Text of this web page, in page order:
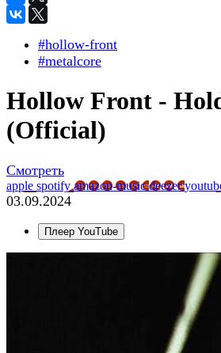
#hollow-front
#metalcore
Hollow Front -
(Official)
Смотреть
apple spotifyamazon-musicdeezer
03.09.2024
Плеер YouTube